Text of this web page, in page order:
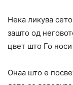
Нека ликува
зашто од
цвет што Го
Онаа што е